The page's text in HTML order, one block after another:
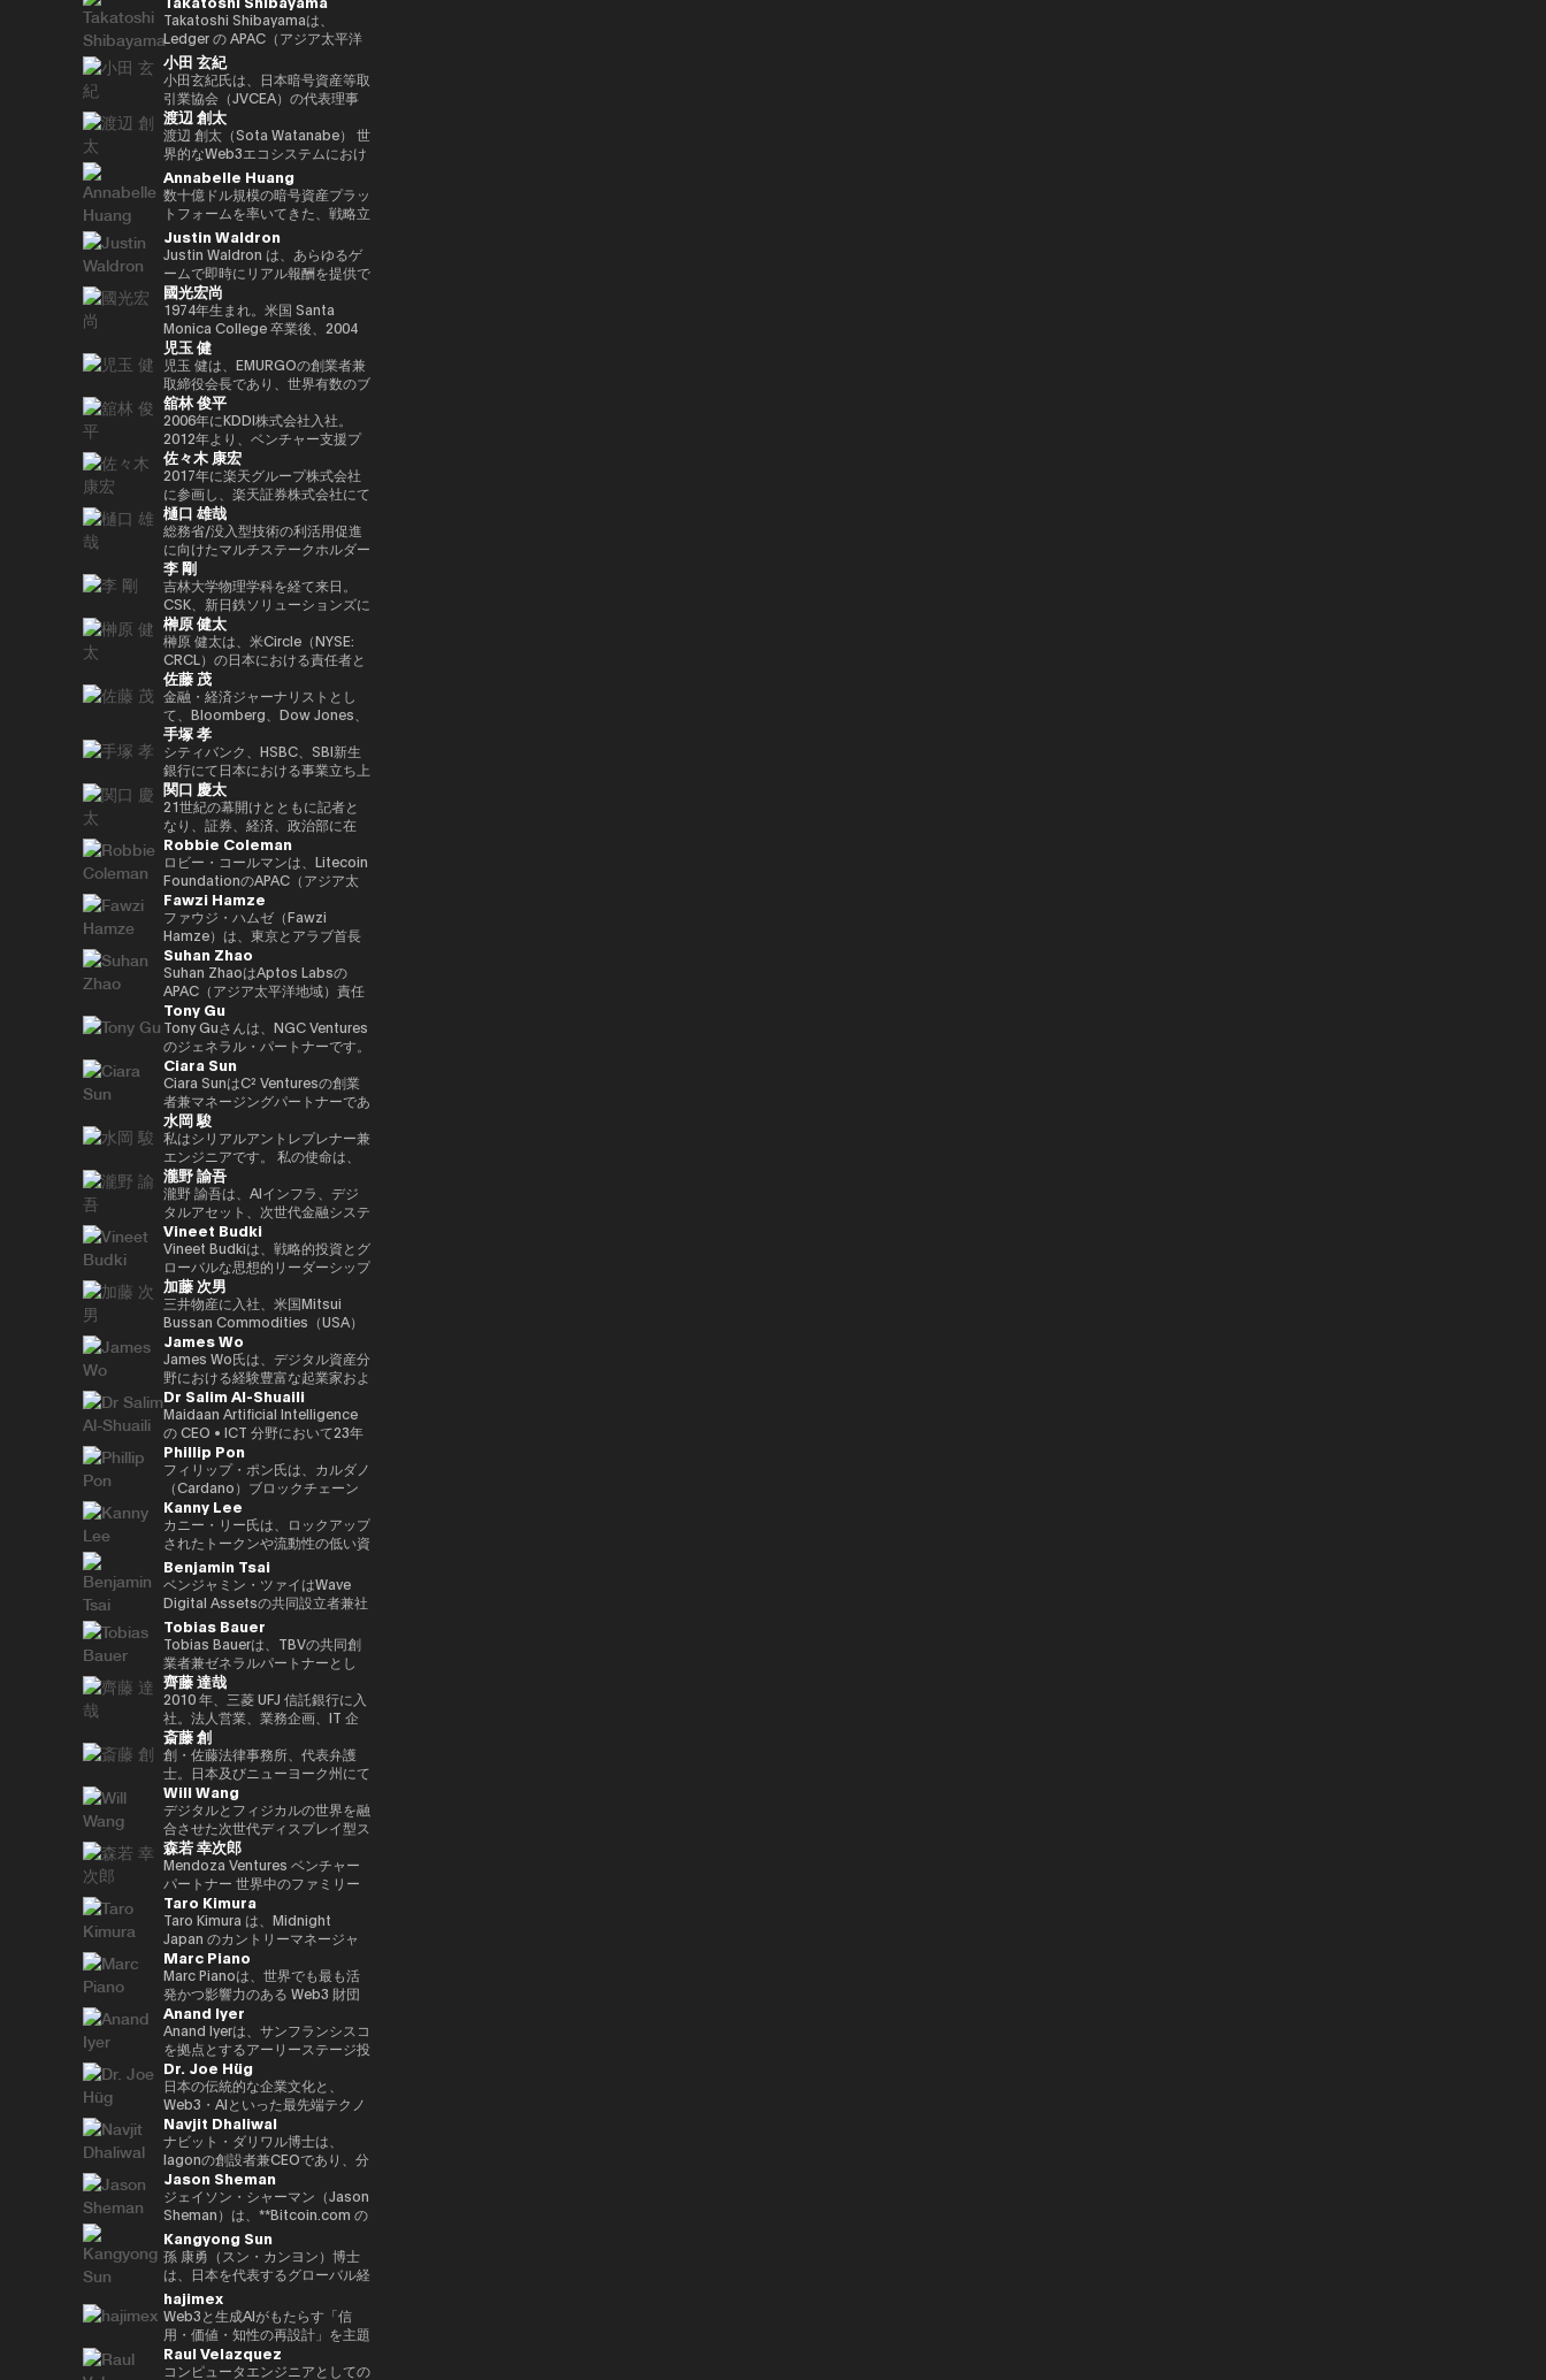
フォリオを築いています。 Yat氏
はこれまでに数多くの栄誉を受け
ており、世界経済フォーラムの
「Global Leader of
Tomorrow」、DHL/SCMP
Awardsの「Young
Entrepreneur of the Year」、さ
らにCointelegraphによる「ブロ
ックチェーン業界で注目すべき
100人」の一人にも選ばれていま
す。 また、Yat氏はクラシック音
楽の正式な訓練を受けた音楽家で
もあり、BAFTA（英国映画テレ
ビ芸術アカデミー）のアドバイザ
リーボードメンバー、ならびに
Asian Youth Orchestraの理事も
務めています。 必要であれば、
講演者紹介向けにさらに自然で洗
練された日本語版にも整えられま
す。
る以前には、Market Wire（現
GlobeNewswire） を創業。同社
は現在、Apollo Global
Management 傘下で約5億ドル
規模の事業部門となっている。ま
た、消費者向けインターネット黎
明期におけるマーケティングの先
駆者として、The Motley Fool、
America Online Greenhouse、
Earthlink の立ち上げをはじめ、
数十に及ぶ著名なインターネット
ブランドの成長に関与した。 学
歴としては、ニューヨーク州立大
学バッファロー校にてクリエイテ
ィブ・ライティングの修士号を取
得。シラキュース大学にて二つの
学士号を取得しており、2000年
以降、同大学の名門 Newhouse
School of Public
Communications のアドバイザ
リーボードメンバーも務めてい
る。 さらにターピンは、プエル
トリコにおけるビットコインおよ
び暗号資産コミュニティの先駆者
とも見なされており、2016年初
頭にはこの分野において初の投資
家向け優遇認定（Investor
Decree）を受けている。
よび監督当局の制裁権限をテーマ
とする法学博士号を取得していま
す。
ップと販売を、グローバル市場全
体で主導しています。 2011年に
レノボに参加して以来、Terence
Ngは、セキュリティ、エンター
テインメント、Eコマース、フィ
ンテックなどのセクターにわたる
主要なインターネット企業とのレ
ノボのパートナーシップをグロー
バルにリードしてきました。ま
た、戦略的なAR/VRパートナー
シップも推進しました。
Terence Ngは、ソニーエレクト
ロニクス、ヒューレット・パッカ
ード、Navteq Corporation、ノ
キアなどの主要なテクノロジーブ
ランドで、マーケティング、製品
開発、ビジネス開発の役割を20
年以上にわたって経験してきまし
た。彼はテクノロジー業界でビジ
ネス戦略をリードする確かな実績
を築いています。 Terence Ng
は、シンガポールの南洋理工大学
でビジネス学の学士号を取得しま
した。彼は現在、シンガポールを
拠点としており、ブロックチェー
ンとAI技術の熱心なファンです。
bitFlyer EUROPE S.A.のチェアマ
ンを歴任。グローバルな視点で暗
号資産交換業業界の発展に貢献。
2018年に自主規制団体である一
般社団法人日本仮想通貨交換業協
会（現、一般社団法人日本暗号資
産等取引業協会：JVCEA）を発
起人として設立。内閣官房主催の
官民データ活用推進基本計画実行
委員会にも有識者として出席。
現在、株式会社bitFlyer
Holdings代表取締役CEO、株式
会社bitFlyer 代表取締役、株式会
社bitFlyer Blockchain代表取締
役、bitFlyer USA, Inc.の
Director、株式会社Custodiem
の取締役を務めるほか、一般社団
法人日本ブロックチェーン協会
（JBA）代表理事を務める。 そ
の他にも、ISO/TC307国内審議
委員会Committee会員、防衛省
オピニオンリーダーなども務め、
創業以来掲げるbitFlyerのミッシ
ョンである「ブロックチェーンで
世界を簡単に。」の実現に向け、
様々な場面でweb3業界の発展に
向け意欲的に活動中。
連携、法定通貨のオン／オフラン
プ、MEV（最大抽出価値）対
策、そしてコア・インフラパート
ナーシップなど、幅広い重要領域
に及び、世界中の何百万人ものユ
ーザーにとって、暗号資産をより
使いやすく、安全で、スケーラブ
ルなものにすることを目的として
いる。 Nick は、プロダクト、セ
キュリティ、エンジニアリング、
マーケティングといった各部門と
密接に連携しながら、ユーザー体
験とブロックチェーン技術の交差
点におけるイノベーションを推進
している。 「コードを現実世界
の価値へと変換する」ことに重点
を置き、Nick はセルフカストデ
ィ型ウォレットを次世代の金融イ
ンフラとして進化させる役割を担
い、その未来を形作っている。
ング業務に従事。2016年に株式
会社bitFlyer入社後、CFOやPRを
経て財務規制関連体制整備 を担
当。2022年より新規事業を担当
し、現在はグループCPO。2025
年より株式会社Custodiem 取締
役として、国内暗号資産ETF組成
プロジェクト等を推進。
Takatoshi Shibayamaは、
Ledger の APAC（アジア太平洋
地域）統括責任者（Head of
APAC）を務めている。Web3 業
界および機関投資家向けに、デジ
タル資産のセキュリティソリュー
ション提供を統括している。 こ
れまで 17年以上にわたり、企業
再生・ディストレスト投資分野の
アナリストおよび投資家として活
躍。JPMorgan や Goldman
Sachs などの投資銀行にてキャ
リアをスタートさせた後、米国の
ヘッジファンド Davidson
Kempner Capital Management
に参画。その後、シンガポールを
拠点とする投資ファンド 3D
Investment Partners を共同創業
した。 また、デジタル資産の担
保管理およびカストディサービス
を提供する Copper において
は、APAC 地域の収益統括責任者
（Head of Revenue APAC）を務
め、同社のアジア太平洋地域にお
ける事業成長を牽引した。
小田 玄紀
小田玄紀氏は、日本暗号資産等取
引業協会（JVCEA）の代表理事
（会長）、SBIホールディングス
の常務執行役員、そして株式会社
ビットポイントジャパンの代表取
締役を務める起業家、投資家、ビ
ジネス再生の専門家です。2001
年に自身の会社を設立して以降、
様々なビジネスを立ち上げてきま
した。2016年には暗号通貨交換
所Bitpointを設立し、CEOとな
りました。2019年には世界経済
フォーラムからヤング・グローバ
ル・リーダーに選出されました。
渡辺 創太
渡辺 創太（Sota Watanabe） 世
界的なWeb3エコシステムにおけ
るパイオニアであり、日本を代表
するテック起業家の一人。
Startale Groupの創業者兼CEO
として、「世界をオンチェーンに
する（Bringing the world
onchain）」というミッションの
もと、分散型インターネットのた
めの基盤インフラ構築を主導して
いる。 日本最大のパブリックブ
ロックチェーンであり、国内
Web3インフラの要石となった
Astar Networkを牽引したことで
その名を世界に広めた。また、キ
ャリアにおける重要なマイルスト
ーンとして、ソニーグループとの
連携のもと、Sony Block
Solutions Labsと共同開発した
イーサリアムレイヤー2ブロック
チェーン「Soneium（ソニュー
ム）」が挙げられる。この取り組
みは、日本のブロックチェーン技
術を、コンシューマー向けエンタ
ーテインメント、AI、そしてマス
アダプション（大衆への普及）が
交差する領域へと位置づけるもの
である。 トークン化されたデジ
タル資産や金融領域においては、
SBIホールディングスとの戦略的
提携を推進。法令に準拠した日本
円ステーブルコインの発行や、ト
ークン化された株式および現実資
産（RWA）に最適化されたブロ
ックチェーンの開発など、革新的
なインフラ整備を進めている。
Annabelle Huang
数十億ドル規模の暗号資産プラッ
トフォームを率いてきた、戦略立
案およびリーダーシップの豊富な
経験
Justin Waldron
Justin Waldron は、あらゆるゲ
ームで即時にリアル報酬を提供で
きるプラットフォーム play.fun
の創業者兼CEOです。また、
Playco の共同創業者兼社長を務
めるほか、渋谷区役所による取り
組みである Shibuya Startup
Support のアドバイザー、さら
に X&KSK のパートナーとして、
グローバル展開が期待される有望
な日本のスタートアップへの投資
も行っています。 60社以上に投
資するエンジェル投資家としても
活躍しており、特に Zynga の共
同創業者として広く知られていま
す。2021年には Business
Insider により「Top 100 Seed
Investors」の一人に選出されま
した。
國光宏尚
1974年生まれ。米国 Santa
Monica College 卒業後、2004
年に株式会社アットムービーに入
社。同年に取締役に就任し、映
画・テレビドラマのプロデュース
や新規事業の立ち上げを担当。
2007年に株式会社gumiを設立
し、代表取締役社長に就任。
2021年に同社を退任し、同年に
株式会社Thirdverseと2019年に
共同創業した株式会社フィナンシ
ェの代表取締役CEOに就任。著
書に『メタバースとWeb3』（エ
ムディエヌコーポレーション）が
ある。
児玉 健
児玉 健は、EMURGOの創業者兼
取締役会長であり、世界有数のブ
ロックチェーンプラットフォーム
であるCardanoの共同創業者の
一人です。暗号資産およびブロッ
クチェーン分野において10年以
上にわたり豊富な経験と先見性を
培い、グローバルな視点で業界の
発展を牽引してきました。ブロッ
クチェーン技術を通じて「信頼」
と「価値」の概念を再定義し、次
世代の金融イノベーションを創出
することを使命としています。
現在はシンガポールを拠点に
EMURGOを率い、グローバルな
金融バリューチェーンの構築を推
進するとともに、テクノロジーお
よびイノベーション領域への投資
に特化したベンチャーキャピタル
ファンド Taisu Ventures の投資
委員会メンバーも務めています。
舘林 俊平
2006年にKDDI株式会社入社。
2012年より、ベンチャー支援プ
ログラムKDDI∞Laboやベンチャ
ー投資ファンド、 KDDI Open
Innovation Fundに関わり、主に
スポーツ、エンタメ、XR、
Web3領域での出資やアライアン
スを担当。 2025年4月より現
職。
佐々木 康宏
2017年に楽天グループ株式会社
に参画し、楽天証券株式会社にて
IT本部部長、フィンテック本部副
本部長を経て2018年9月より現
職。現在、国内暗号資産業界全体
のセキュリティレベル向上に貢献
するため、多岐にわたる施策を推
進中。JPCrypto-ISAC 代表理
事、JCBAセキュリティ・システ
ム部会長。東京工業大学大学院卒
業。
樋口 雄哉
総務省/没入型技術の利活用促進
に向けたマルチステークホルダー
連携会合構成員大学卒業後カード
会社に就職。2006年にヤフーに
転職し、メディアや広告領域の事
業戦略策定、決済/銀行サービス
責任者を経験。 ジャパンネット
銀行（現PayPay銀行）に出向
し、商流ファイナンスサービス立
ち上げ、事業統括、マーケティン
グ事業に従事。 また、メガバン
クとヤフーとのデジタルマーケテ
ィング子会社(JV)の取締役を担
当。 その後DeNA、
MobilityTechnologies（現GO）
にてMaaS事業に従事し、GO立
ち上げフェーズに参画。複数のプ
ロジェクトリードを実施。 2021
年にNEC入社した後は、web3、
生体認証、メタバース、秘密計算
などデジタルサービスの新規事業
を担当等。
李 剛
吉林大学物理学科を経て来日。
CSK、新日鉄ソリューションズに
てCiscoネットワークの設計・構
築を担当する。2009年ネットス
ターズを創業、代表取締役社長
CEOに就任。創業当時から国際
通信のゲートウェイ事業に着目
し、決済×テクノロジーの力で市
場の創造と行動の革新に取り組ん
でいる。
榊原 健太
榊原 健太は、米Circle（NYSE:
CRCL）の日本における責任者と
して、日本における事業戦略およ
び市場開発を統括。国内パートナ
ーシップの構築やエコシステム拡
大を推進し、日本の新たな規制枠
組みのもとで初めて認可されたス
テーブルコインであるUSDCの国
内展開を主導した。 Circle参画以
前は、Google Paymentsにてパ
ートナーシップおよび事業開発の
リーダー職を歴任。日本を代表す
る決済・フィンテック企業との戦
略的提携を推進し、プロダクト連
携や市場戦略の立案を担ったほ
か、オーストラリアおよびニュー
ジーランドでの市場ローンチをリ
ード。また、日本国内フィンテッ
ク企業の買収およびPMI（買収後
統合）を主導し、Googleのフィ
ンテック領域におけるプレゼンス
強化に貢献した。 それ以前は、
三井住友銀行およびJRIアメリカ
（ニューヨーク）にて、米州にお
けるグローバル・キャッシュマネ
ジメント・プラットフォームの統
括やブラジル市場への展開を担
当。伝統的金融とテクノロジーの
両領域における豊富な経験を有す
る。 INSEADにてMBAを取得。
南山大学総合政策学部卒業。
佐藤 茂
金融・経済ジャーナリストとし
て、Bloomberg、Dow Jones、
S&P Globalで約18年にわたり、
金融市場およびコモディティ分野
を取材。CoinDesk Japanの創設
メンバーとして立ち上げに関わ
り、4年間編集長を務めた。2025
年1月にSuperteam Japanに事
業開発支援統括として参画、
2026年1月より現職。
手塚 孝
シティバンク、HSBC、SBI新生
銀行にて日本における事業立ち上
げや金融ITプロジェクト推進に従
事。その後Google Japanにて営
業統括、ByteDance(TikTok)では
副社長として日本事業成長を牽
引。現在はStartale Japan 代表
取締役CEOとして、日本市場で
のブロックチェーン技術のビジネ
スにおける活用を推進。
関口 慶太
21世紀の幕開けとともに記者と
なり、証券、経済、政治部に在
籍。兜町、霞ケ関、永田町と多角
的視点で金融・マーケットを取
材。2020年よりフィンテックエ
ディター。25年からNIKKEI
Financial副編集長。共著に「仮
想通貨バブル」、「NFTの教科
書」。
Robbie Coleman
ロビー・コールマンは、Litecoin
FoundationのAPAC（アジア太
平洋地域）統括責任者（Head of
APAC）です。2017年以降、この
非営利団体はLitecoin（LTC）の
普及、開発、そしてエコシステム
の成長に注力してきました。ロビ
ーはデジタルアセット／暗号資産
（クリプト）領域に11年にわた
り従事しており、Litecoin
Foundationの活動以外でも、グ
ローバルな取引所、ウォレット、
プライバシーツール、各種プロジ
ェクトの創業・共同創業や立ち上
げを支援してきました。 APAC統
括責任者として、ロビーは地域に
おけるLitecoinの機関投資家向
け、規制当局、政府との関係構築
およびプレゼンス拡大を担ってい
ます。また、カンファレンスやサ
ミット、メディアでLitecoinを代
表し、Proof-of-Work Summit、
AusCrypto、Blockchain
Centre、Litecoin Summitでの
基調講演に加え、CIS、
Token2049などでのファイアサ
イドやパネルにも登壇していま
す。 さらにWeb3隣接領域では、
マレーシアのネオバンク（買収済
み）およびeウォレットを共同創
業。加えて、複数の新興企業にお
いて、フィンテック、メドテッ
ク、AIベンチャーなどで戦略アド
バイザーとして要職を歴任してい
ます。
Fawzi Hamze
ファウジ・ハムゼ（Fawzi
Hamze）は、東京とアラブ首長
国連邦を拠点に活動する国際的な
投資・アドバイザリー持株グルー
プ、Assets Advisors
Capital（AAC）の創業者兼会長
です。AACは、不動産投資、金
融アドバイザリー、デジタル資産
インフラ、テクノロジーベンチャ
ーなどの分野に特化した企業群の
ポートフォリオを統括し、アジア
および湾岸地域における投資機会
への体系的なアクセスを求める国
際投資家や機関投資家を支援して
います。 ハムゼは、国際金融お
よびクロスボーダー取引において
15年以上の経験を持ち、グロー
バルな資本展開や戦略的投資イニ
シアティブに関わるプライベート
投資家、ファミリーオフィス、機
関投資家と密接に連携していま
す。 彼の取り組みは、伝統的な
資本市場と新たなデジタルインフ
ラの融合に焦点を当てており、実
世界資産（RWA）フレームワー
ク、ブロックチェーンを活用した
投資プラットフォーム、そして進
化するWeb3エコシステムへの機
関投資家向け参入経路などを含ん
でいます。 またハムゼは、国際
的なフィンテックおよびWeb3分
野の議論にも積極的に参加し、グ
ローバル資本市場の将来の構造
や、規制された金融システムへの
ブロックチェーン技術の統合につ
いて定期的に見解を発信していま
す。
Suhan Zhao
Suhan ZhaoはAptos Labsの
APAC（アジア太平洋地域）責任
者であり、機関投資家向けの高性
能パブリックLayer1ブロックチ
ェーンであるAptosの地域戦略、
事業成長、戦略的パートナーシッ
プを統括しています。 Aptos
Labs参画以前は、Ripple Labsに
てアジア太平洋地域における主要
な戦略的パートナーシップおよび
市場ネットワーク拡大を主導し、
金融機関、銀行、エンタープライ
ズ企業と密接に連携しながら、ブ
ロックチェーンの社会実装と普及
を推進しました。 キャリア初期
には、JPモルガンおよびS&P
Globalに在籍し、シンガポール
およびロンドンを拠点に、コーポ
レートバンキングおよびコモディ
ティ市場における専門性を培いま
した。
Tony Gu
Tony Guさんは、NGC Ventures
のジェネラル・パートナーです。
NGC Venturesを設立する前は、
クロスボーダーのバイアウト・ア
ドバイザリー・ファームである
Rhodium Capitalのジェネラ
ル・パートナーを務めていまし
た。Tonyさんは、北アジア諸国
での大規模なバイアウト取引に重
点を置き、テクノロジー、金融サ
ービス、消費者向けセクターなど
で複数の取引を完了し、合計取引
額は10億ドルを超えています。
Ciara Sun
Ciara SunはC² Venturesの創業
者兼マネージングパートナーであ
り、これまでに150万ドル以上を
投資し、次世代のWeb3アプリケ
ーションを構築・拡張する開発者
の支援に注力しています。 C²
Ventures設立以前は、Huobi
Groupの副社長を務め、グロー
バル事業開発、グローバルマーケ
ット、機関投資家部門、パートナ
ーシップ、ブロックチェーンプロ
ジェクトの上場、インキュベーシ
ョンおよび投資部門を統括してい
ました。 Ciaraはブロックチェー
ン分野における代表的な女性リー
ダーとして、世界各地のイベント
に招待されています。彼女の
Twitterフォロワーは20万人以上
にのぼり、「アジア発のグローバ
ル女性クリプトリーダー」と称さ
れています。 また、ジェンダー
平等の強い提唱者でもあり、
NGO「Women Who Crypto」
を設立しました。
水岡 駿
私はシリアルアントレプレナー兼
エンジニアです。 私の使命は、
革新的なWeb3ビジネスを創出・
実践し、より良い社会に貢献する
ことです。 日本発のグローバル
に認知される企業を築き、私の取
り組みを通じてイノベーションと
社会的インパクトを生み出してい
きたいと考えています。
瀧野 諭吾
瀧野 諭吾は、AIインフラ、デジ
タルアセット、次世代金融システ
ムの融合領域に注力するテクノロ
ジー起業家です。2025年6月、株
式会社イオレ（東証：2334）の
代表取締役社長兼CEOに就任し
ました。現在、同社はAIコンピュ
ートインフラとクリプトネイティ
ブな金融サービスを中核とするテ
クノロジープラットフォームへと
進化を進めています。 また、AI
時代に向けた新たな金融プラット
フォーム「Neo Crypto Bank」
の構想を推進しており、暗号資産
トレジャリー管理、レンディング
インフラ、プログラマブル金融ア
プリケーションの統合を目指して
います。 AIエージェントが経済
活動に参加する未来を見据え、ブ
ロックチェーンを基盤とした次世
代金融インフラの構築に取り組ん
でいます。
Vineet Budki
Vineet Budkiは、戦略的投資とグ
ローバルな思想的リーダーシップ
を通じて Web3 分野の成長を牽
引する、業界を代表する人物であ
る。 1億ドル規模の暗号資産特化
型ファンド Sigma Capital の
CEOとして、分散型エコシステ
ムへの強いコミットメントのも
と、3年以内に100社以上のブロ
ックチェーン・スタートアップへ
の投資を目標に掲げている。 こ
れまでの投資ポートフォリオに
は、Mysten Labs（Sui）、
Gunzilla、Peaq Network をはじ
め、300を超えるプロジェクトが
含まれており、変革的テクノロジ
ーを見抜く鋭い洞察力を示してい
る。 資金提供にとどまらず、
Budki は World Economic
Forum や Binance Blockchain
Week などの国際的なイベントで
登壇する世界的に評価の高いスピ
ーカーでもある。市場動向やブロ
ックチェーンの普及に関する彼の
見解は、The Times、
CoinDesk、Entrepreneur
Middle East といった主要メディ
アからも注目を集めている。 ま
た、ソーシャルメディアでの積極
的な発信を通じて、その影響力を
さらに拡大。短期的な利益よりも
Web3 の長期的な可能性を重視
し、世界の在り方を再定義するス
タートアップへの投資を推進して
いる。 「Web3 は未来である」
という確固たる信念のもと、
Budki は分散型テクノロジーの進
化を牽引する重要な存在である。
**ヴィニート・ブドキ（Vineet
Budki）**は、戦略的投資とグロ
ーバルな思想的リーダーシップを
通じて Web3 分野の成長を牽引
する、業界を代表する人物であ
る。 1億ドル規模の暗号資産特化
型ファンド Sigma Capital の
CEOとして、分散型エコシステ
ムへの強いコミットメントのも
と、3年以内に100社以上のブロ
ックチェーン・スタートアップへ
の投資を目標に掲げている。 こ
れまでの投資ポートフォリオに
は、Mysten Labs（Sui）、
Gunzilla、Peaq Network をはじ
め、300を超えるプロジェクトが
含まれており、変革的テクノロジ
ーを見抜く鋭い洞察力を示してい
る。 資金提供にとどまらず、
Budki は World Economic
Forum や Binance Blockchain
Week などの国際的なイベントで
登壇する世界的に評価の高いスピ
ーカーでもある。市場動向やブロ
加藤 次男
三井物産に入社、米国Mitsui
Bussan Commodities（USA）
Inc.CEO、英国Mitsui Bussan
Commodities Ltd COO、本店
商品市場部長、デジタルアセット
マーケッツ 常勤取締役、三井物
産デジタルコモディティーズ 代
表取締役社長、三井物産コーポレ
ートディベロップメント本部 理
事を経て2023年12月に三井物産
を退社し、現職。グローバルなコ
モディティトレーディングに精
通。
James Wo
James Wo氏は、デジタル資産分
野における経験豊富な起業家およ
び投資家であり、2015年にDFG
を設立し、10億ドル以上の運用
資産を統括しています。
Ledger、Coinlist、Circle、
ChainSafeなどの企業への初期投
資家でもあります。 また、
PolkadotおよびKusama
Networkの初期投資家かつ支援
者としても知られており、資本配
分や寄付、パラチェーンオークシ
ョンへの積極的な支援を通じて、
エコシステムへの多大な貢献を続
けています。
Dr Salim Al-Shuaili
Maidaan Artificial Intelligence
の CEO • ICT 分野において23年
以上の経験を有し、ICT（AI・DX
における技術導入）分野の博士号
（PhD）を取得 • グローバル AI
アンバサダー（Global Council
of Responsible AI／米国） • 国
際グローバル ICT 連盟
（IFCGICT／国連・米国）プロ
フェッショナル会員 • ITU 認定 AI
監査人（Certified AI Auditor） •
World AI Council（カナダ）認定
チーフ AI オフィサー（Chief AI
Officer） • Gulf College 理事会
（Board of Trustees）メンバー
• オマーン商工会議所 デジタル経
済・AI 委員会メンバー •
GCC（湾岸協力会議）AI プロジ
ェクトおよび AI 国際アワード審
査委員メンバー • 大学および学術
アドバイザリーボードメンバー
（SQU、AOU、Sohar
University） • Global CIO
Summit（タイ、2022年）にて
Digital Transformation
Inspiring Award を受賞 • Global
CIO Summit（アゼルバイジャ
ン、2023年）にて Impact
Trailblazer Award を受賞 • 国家
レベルの AI プロジェクトに携わ
り、技術のローカライズを推進 •
AI・データ・DX に関する専門的
なトレーニングを提供 • e-
Government、デジタルトランス
フォーメーション、人工知能、第
4次産業革命に関連する複数のプ
ロジェクトを主導・参画（鉱業、
スマートシティ、ヘルスケア、教
育、観光、農業、物流・交通、リ
スクおよび危機管理、メディア分
野） • 各種国際・国内カンファレ
ンス、サミット、ワークショッ
プ、イベントに参加 • 研究論文、
書籍、雑誌、メディア番組におい
て著者として参画
Phillip Pon
フィリップ・ポン氏は、カルダノ
（Cardano）ブロックチェーン
の共同創設組織の一つである
EMURGO のCEOです。
EMURGOは、ブロックチェーン
技術および資産のトークン化の商
業的普及を推進しています。
CEOとして、フィリップ氏は
EMURGOの戦略的方向性および
グローバルオペレーション全体を
統括し、投資、パートナーシッ
プ、インフラ開発を通じて、従来
の金融とブロックチェーンをつな
ぐ取り組みを主導しています。
Kanny Lee
カニー・リー氏は、ロックアップ
されたトークンや流動性の低い資
産の二次取引を可能にする分散型
マーケットプレイス
SecondSwap の創設者兼CEOで
す。 CEOとしてカニー氏は、
SecondSwapの戦略的ビジョン
とプロダクト開発の実行を統括
し、Web3市場における持続可能
な流動性とアクセシビリティを高
めるためのイノベーションを推進
しています。
Benjamin Tsai
ベンジャミン・ツァイはWave
Digital Assetsの共同設立者兼社
長であり、同社はSEC（米国証券
取引委員会）に登録されたデジタ
ルアセット管理会社です。彼は同
社で製品開発と取引を監督してい
ます。三か国語を操り、仮想通貨
のネイティブスピーカーであり、
また伝統的な金融分野のベテラン
でもあります。ベンは、シンガポ
ールのメリルリンチ・コモディテ
ィーズで15年以上にわたりシニ
アリーダーシップの経験を積み、
同社のCEOを務めました。ま
た、アライアンス・バーンスタイ
ンでは、東京、香港、シンガポー
ル、ソウル、台北で収益性のある
ディストリビューションチームを
統括し、ビジネス戦略を牽引しま
した。 ベンはサザンカリフォル
ニアの早期スタートアップに投資
し、メンタリングも行っていま
す。彼は多数の証券ライセンスを
保有しており、カリフォルニア大
学バークレー校で工学の学士号を
取得し、UCLAアンダーソン経営
大学院でMBAを取得しました。
現在は同大学で暗号通貨ファイナ
ンスを教えています。
Tobias Bauer
Tobias Bauerは、TBVの共同創
業者兼ゼネラルパートナーとし
て、トップクラスのスタートアッ
プへの投資やベンチャービルディ
ングを行っています。過去には
Blockchain Founders Fundのパ
ートナーを務め、75Mドルのファ
ンドを立ち上げ、150以上のスタ
ートアップに投資しました。ま
た、Consensusや香港フィンテ
ックウィークなど300以上の
Web3・テック会議で講演経験が
あります。彼はこれまで15都市9
か国で生活し、中国語、英語、ド
イツ語に堪能です。
齊藤 達哉
2010 年、三菱 UFJ 信託銀行に入
社。法人営業、業務企画、IT 企
画を経て、2016 年に FinTech 推
進室設立、1 人目の専任担当とし
て三菱 UFJ 信託銀行のデジタル
戦略を企画・推進。“シリアルイ
ントレプレナー(連続社内起業
家)”として、情報銀行基盤
「Dprime」、デジタル証券基盤
「Progmat」、ステーブルコイ
ン基盤「Progmat Coin」、機能
型 NFT 基盤「Progmat UT」、
数多くの組織が入会する「デジタ
ルアセット共創コンソーシアム」
等を立ち上げる。2022 年、複数
の金融機関や取引所、ソフトウェ
ア企業の出資による、デジタルア
セット基盤事業の独立会社化を発
表し、2023年10月創業より代表
就任。特許登録8 件
斎藤 創
創・佐藤法律事務所、代表弁護
士。日本及びニューヨーク州にて
弁護士資格。東京大学法学部、ニ
ューヨーク大学ロースクール卒。
西村あさひ法律事務所にて主とし
て金融分野（証券化、ファンド、
デリバティブ等）を取り扱った
後、2015年に独立して現事務所
を立ち上げた。Web3、
FinTech、Metaverse、スタート
アップを専門とする。 著書に
「NFTの教科書」、 ｢先読み！メ
タバース＆NFT」など。 日本ブ
ロックチェーン協会顧問、日本
STO協会監事、一般社団法人
Metaverse Japan監事、FinTech
協会キャピタルマーケッツ部門事
務局、HashPort監査役、前
bitFlyer社外取締役などを務め
る。海外のChambers Asia
Pacific、Best Lawyers
rankings、Legal500で日本の
FinTechの弁護士としてそれぞれ
ランク・イン。
Will Wang
デジタルとフィジカルの世界を融
合させた次世代ディスプレイ型ス
マートグラスを開発する企業
Even Realities の創業者兼CEO
です。 2023年に設立されたEven
Realitiesは、「テクノロジーは
前に出るのではなく、日常生活を
静かに支え、さりげなく価値を高
めるべきである」という人間中心
の理念に基づいて誕生しました。
その哲学は、高い評価を受けてい
る Even G1 および Even G2 ディ
スプレイ型スマートグラスのデザ
インにも色濃く反映されていま
す。これらの製品では、AIがリア
ルタイムで機能し、重要な対話を
サポートすることで、ユーザーが
思考を整理し、自信を持ってコミ
ュニケーションを取り、仕事や日
常生活のあらゆる場面で「今」に
集中できる体験を提供します。
森若 幸次郎
Mendoza Ventures ベンチャー
パートナー 世界中のファミリー
オフィス、ベンチャーキャピタ
ル、テクノロジー企業をつなぎ、
次世代のAI・Web3イノベーショ
ンを推進するグローバルアドバイ
ザー。 ボストンおよびサンフラ
ンシスコを拠点にAI・フィンテッ
ク・サイバーセキュリティ分野へ
投資する Mendoza Ventures の
ベンチャーパートナー、また、
AI・Web3分野に特化したスイス
およびアフリカ拠点のベンチャー
キャピタル CV VC のアドバイザ
ーを務める。現在、世界10社以
上のベンチャーキャピタルの支援
に携わる。 また、ブロックチェ
ーンおよびイノベーション分野の
国際カンファレンス
UN:Block（ラトビア）、WAIB
Summit Monaco（モナコ）、
VI3NNA Congress（オーストリ
ア）、World Venture
Forum（オーストリア） などで
アンバサダーを務め、世界各地の
スタートアップエコシステムをつ
なぐ活動を行っている。 2013
年、Harvard Business
Taro Kimura
Taro Kimura は、Midnight
Japan のカントリーマネージャ
ーを務めており、創業者としての
経験、エンタープライズ向けGo-
to-Market（GTM）のリーダー
シップ、そして国際的なビジネス
経験を兼ね備えています。現在、
日本市場におけるMidnightの戦
略を統括し、GTM、エンタープ
ライズ連携、コミュニティ成長、
エコシステムの普及を推進してい
ます。 これまでのキャリアで
は、急成長スタートアップとグロ
ーバル企業の双方で経験を積んで
きました。Mycelの共同創業者と
して、次世代インターオペラビリ
ティ・インフラプロトコルのグロ
ーバルGTM、パートナーシッ
プ、投資家対応、オペレーション
をリードしました。Web3業界に
参入する以前は、LinkedInにて
Global Enterprise Sales
Directorを務め、日本の大手多国
籍企業との戦略的パートナーシッ
プ構築や、大規模SaaS導入プロ
Marc Piano
Marc Pianoは、世界でも最も活
発かつ影響力のある Web3 財団
のいくつかにおいて、独立取締役
（Independent Director of
Record）およびコンサルタント
を務めている人物である。デジタ
ル資産エコシステムの最上位レベ
ルにおいて、ガバナンス、コンプ
ライアンス、長期的な持続可能性
を監督する役割を信頼されて担っ
ている。 法学を基盤とするキャ
リアを持つ Marc は、以前、主要
なオフショア法律事務所において
カウンセル（法律顧問）を務め、
同事務所のグローバル Web3 プ
ラクティスの中核的設計者として
活躍した。その分野における権威
として、主要な法律ディレクトリ
ーからも高く評価されている。こ
のような法曹としての確かな経歴
と、長年にわたる最前線でのアド
バイザリー経験により、Marc は
Anand Iyer
Anand Iyerは、サンフランシスコ
を拠点とするアーリーステージ投
資ファンド Canonical のマネー
ジング・パートナーであり、AI、
ロボティクス、暗号資産といった
フロンティアテクノロジーへの投
資に注力している。アイヤーはシ
リコンバレーで長年の経験を持つ
ベテランである。 2005年に
Microsoft にてプロダクトマネー
ジャーとしてキャリアをスタート
し、その後 Trusted を創業。同
社は2018年に上場企業である
Care に買収された。その後、
Lightspeed に参画し、ベンチャ
ーパートナーとして Phantom、
Alchemy、Arbitrum、Mysten な
どのブロックチェーン関連企業に
関与した。 学歴としては、パデ
Dr. Joe Hüg
日本の伝統的な企業文化と、
Web3・AIといった最先端テクノ
ロジーが交差する領域で活躍する
実務家・研究者・教育者です。情
報経営イノベーション専門職大学
（iU）にて起業学 実務教授を務
めると同時に、
TEDxInnovationU のリードオー
ガナイザー兼ライセンシーとし
て、世代や分野を越えた知の共有
を推進しています。 三菱や富士
通などのグローバル企業へのコン
サルティング経験を通じ、企業イ
ノベーションやデジタルトランス
フォーメーション（DX）の実践
的知見を蓄積。中小企業から大企
Navjit Dhaliwal
ナビット・ダリワル博士は、
Iagonの創設者兼CEOであり、分
散型クラウドサービス業界を牽引
しています。Mjøsa
Tannklinikk、Arbo Lab AS、
CanPol ASなど、複数の成功した
企業を創業・運営した経験を持つ
ダリワル博士は、実績あるシリア
ルアントレプレナーです。ポズナ
ン医科大学とマクマスター大学で
学び、歯学のDDS（博士号）お
よび医学の学士号を取得していま
す。
Jason Sheman
ジェイソン・シャーマン（Jason
Sheman）は、**Bitcoin.com の
最高執行責任者（COO）**とし
て、暗号資産業界を代表するコン
シューマープラットフォームのグ
ローバルオペレーション全般を統
括しています。8年以上にわたり
同社に在籍し、アジア、中東、ヨ
ーロッパ、米国を含む地域での事
業拡大を支え、Bitcoin.com の
Kangyong Sun
孫 康勇（スン・カンヨン）博士
は、日本を代表するグローバル経
営教育機関の一つである一橋大学
大学院 経営管理研究科 国際企業
戦略専攻（Hitotsubashi
University Business School,
ICS）の准教授である。 ミネソタ
hajimex
Web3と生成AIがもたらす「信
用・価値・知性の再設計」を主題
に、テクノロジーと社会構造の交
点を探究するストラテジスト／ブ
Raul Velazquez
コンピュータエンジニアとしての